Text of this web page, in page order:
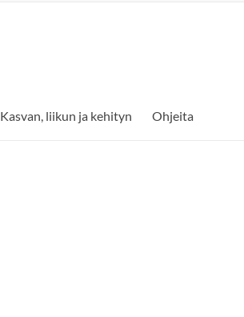
Kasvan, liikun ja kehityn Ohjeita